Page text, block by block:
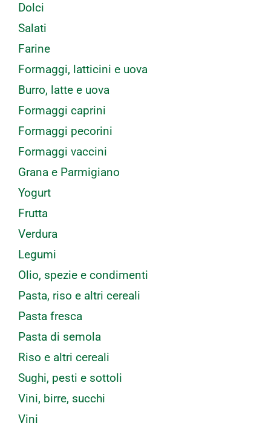
Dolci
Salati
Farine
Formaggi, latticini e uova
Burro, latte e uova
Formaggi caprini
Formaggi pecorini
Formaggi vaccini
Grana e Parmigiano
Yogurt
Frutta
Verdura
Legumi
Olio, spezie e condimenti
Pasta, riso e altri cereali
Pasta fresca
Pasta di semola
Riso e altri cereali
Sughi, pesti e sottoli
Vini, birre, succhi
Vini